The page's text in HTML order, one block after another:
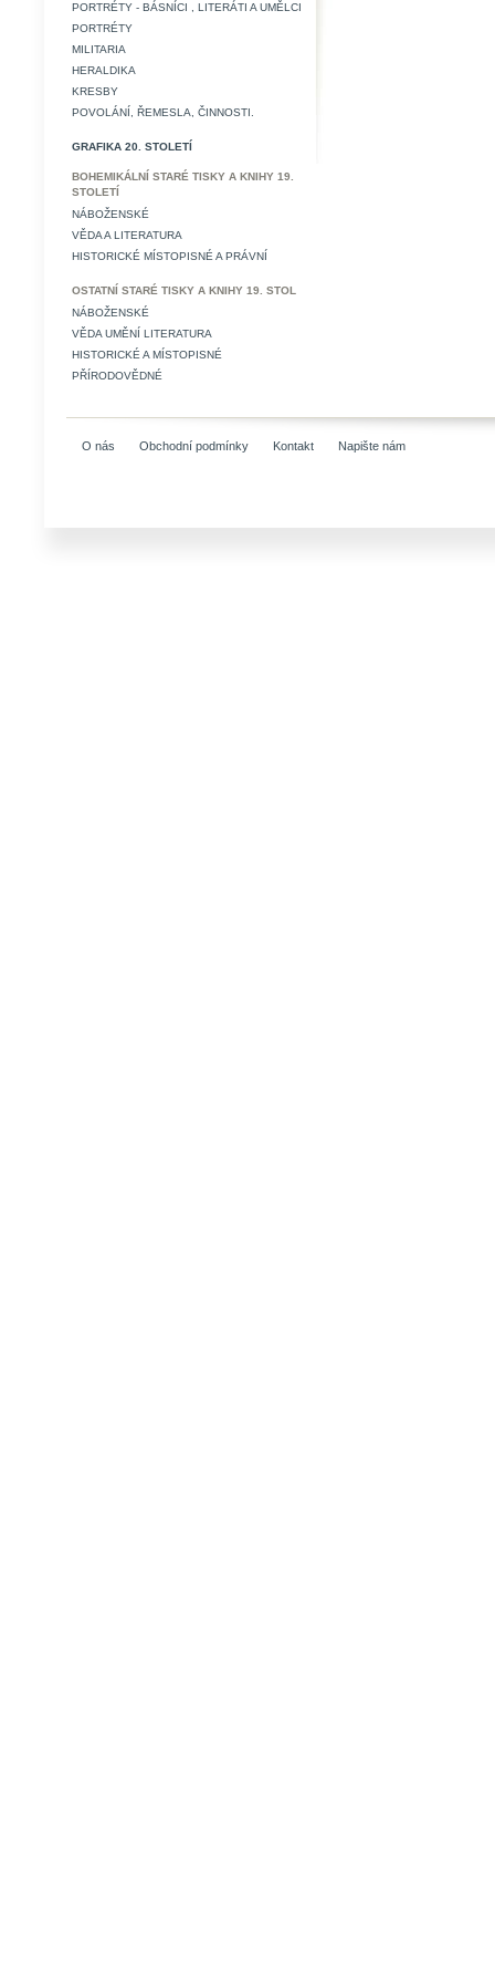
PORTRÉTY - BÁSNÍCI , LITERÁTI A UMĚLCI
PORTRÉTY
MILITARIA
HERALDIKA
KRESBY
POVOLÁNÍ, ŘEMESLA, ČINNOSTI.
GRAFIKA 20. STOLETÍ
BOHEMIKÁLNÍ STARÉ TISKY A KNIHY 19.
STOLETÍ
NÁBOŽENSKÉ
VĚDA A LITERATURA
HISTORICKÉ MÍSTOPISNÉ A PRÁVNÍ
OSTATNÍ STARÉ TISKY A KNIHY 19. STOL
NÁBOŽENSKÉ
VĚDA UMĚNÍ LITERATURA
HISTORICKÉ A MÍSTOPISNÉ
PŘÍRODOVĚDNÉ
O nás Obchodní podmínky Kontakt Napište nám